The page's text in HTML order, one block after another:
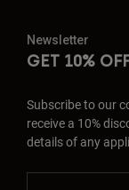
Newsletter
GET 10%
Subscribe to our
receive a 10%
details of any